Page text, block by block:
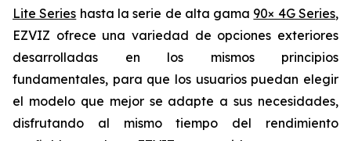
Lite Series hasta la serie de alta gama 90× 4G Series,
EZVIZ ofrece una variedad de opciones exteriores
desarrolladas en los mismos principios
fundamentales, para que los usuarios puedan elegir
el modelo que mejor se adapte a sus necesidades,
disfrutando al mismo tiempo del rendimiento